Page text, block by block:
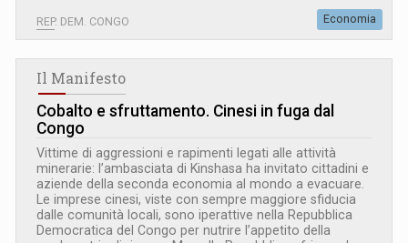
REP. DEM. CONGO Economia
Il Manifesto
Cobalto e sfruttamento. Cinesi in fuga dal
Congo
Vittime di aggressioni e rapimenti legati alle attività
minerarie: l’ambasciata di Kinshasa ha invitato cittadini e
aziende della seconda economia al mondo a evacuare.
Le imprese cinesi, viste con sempre maggiore sfiducia
dalle comunità locali, sono iperattive nella Repubblica
Democratica del Congo per nutrire l’appetito della